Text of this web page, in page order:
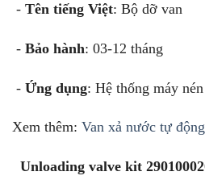
- Tên tiếng Việt: Bộ dỡ van
- Bảo hành: 03-12 tháng
- Ứng dụng: Hệ thống máy
Xem thêm: Van xả nước tự động
Unloading valve kit